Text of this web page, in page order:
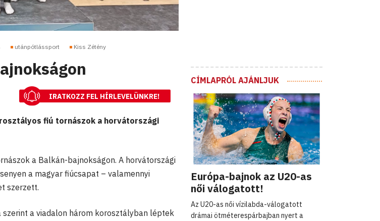
utánpótlássport Kiss Zétény
IRATKOZZ FEL HÍRLEVELÜNKRE!
fiú tornászok a horvátországi
a Balkán-bajnokságon. A horvátországi
a magyar fiúcsapat – valamennyi
szerzett.
szerint a viadalon három korosztályban léptek
CÍMLAPRÓL AJÁNLJUK
Európa-bajnok az U20-as
női válogatott!
Az U20-as női vízilabda-válogatott
drámai ötméterespárbajban nyert a